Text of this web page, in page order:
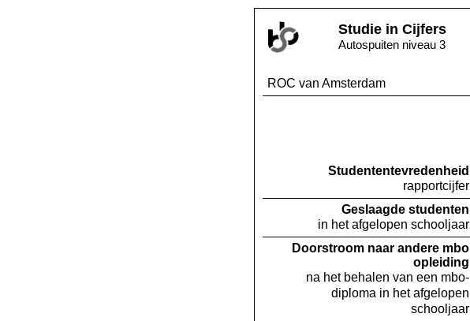
Studie in Cijfers
Autospuiten niveau 3
ROC van Amsterdam
Studenten­tevredenheid
rapportcijfer
Geslaagde studenten
in het afgelopen schooljaar
Doorstroom naar andere mbo
opleiding
na het behalen van een mbo-
diploma in het afgelopen
schooljaar